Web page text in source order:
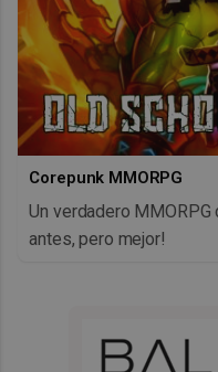
Corepunk MMORPG
Un verdadero
antes, pero mejor!